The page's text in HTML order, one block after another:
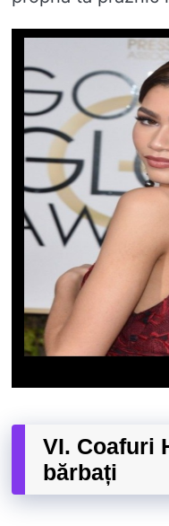
VI. Coafuri
bărbați